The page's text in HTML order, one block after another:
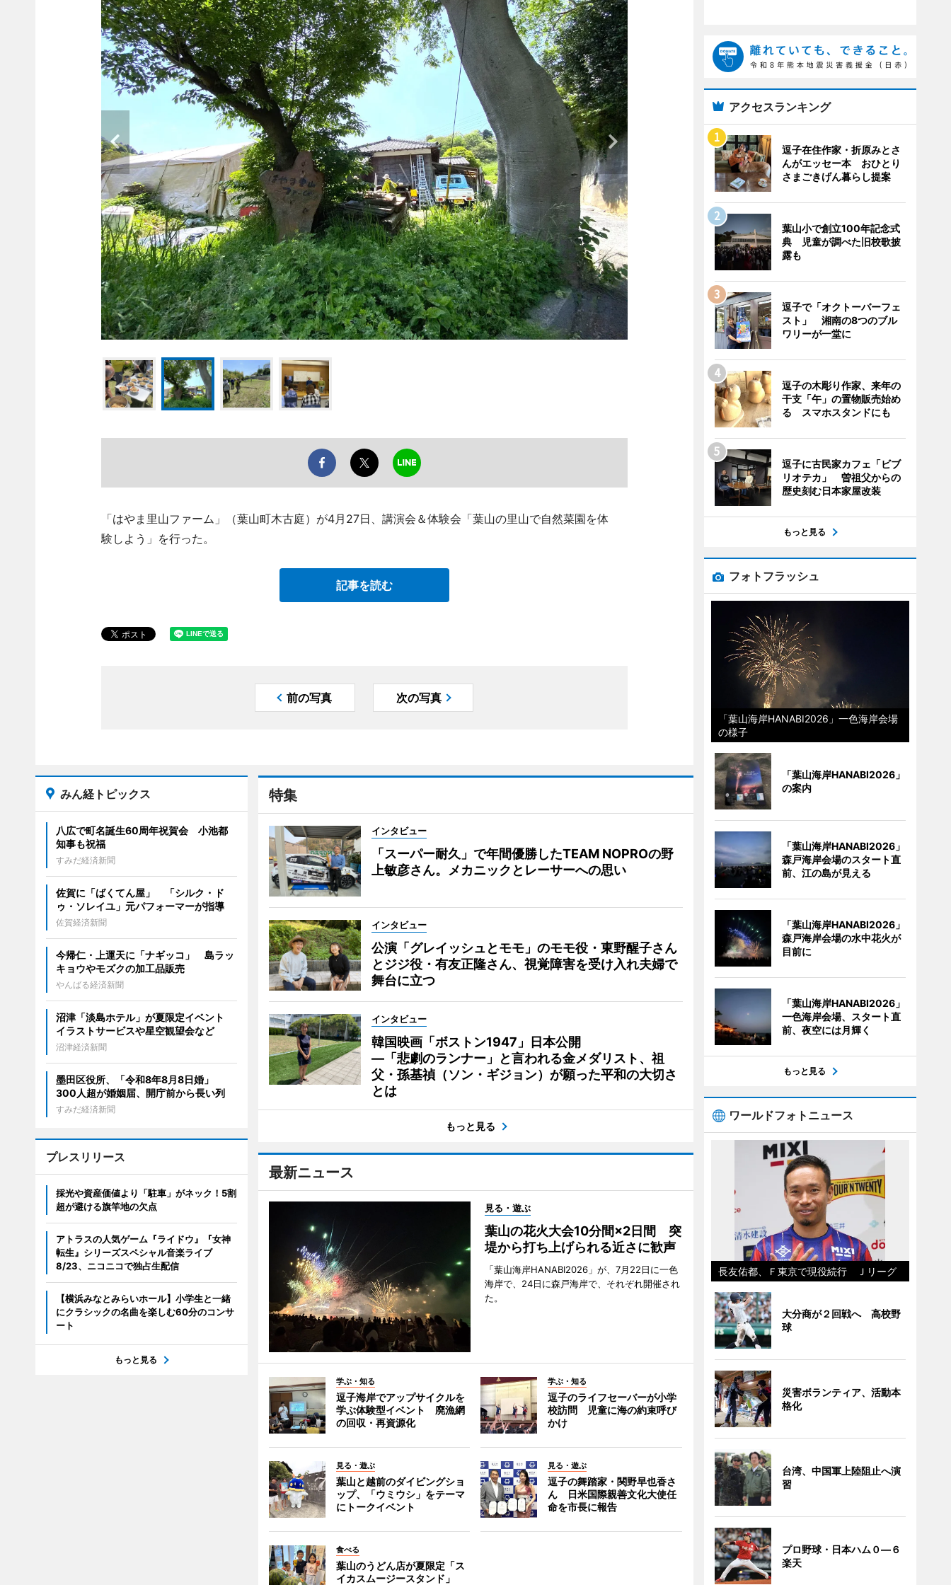
「はやま里山ファーム」（葉山町木古庭）が4月27日、講演会＆体験会「葉山の里山で自然菜園を体
験しよう」を行った。
記事を読む
前の写真 次の写真
特集
インタビュー
「スーパー耐久」で年間優勝したTEAM NOPROの野
上敏彦さん。メカニックとレーサーへの思い
インタビュー
公演「グレイッシュとモモ」のモモ役・東野醒子さん
とジジ役・有友正隆さん、視覚障害を受け入れ夫婦で
舞台に立つ
インタビュー
韓国映画「ボストン1947」日本公開
―「悲劇のランナー」と言われる金メダリスト、祖
父・孫基禎（ソン・ギジョン）が願った平和の大切さ
とは
もっと見る
最新ニュース
見る・遊ぶ
葉山の花火大会10分間×2日間 突
堤から打ち上げられる近さに歓声
「葉山海岸HANABI2026」が、7月22日に一色
海岸で、24日に森戸海岸で、それぞれ開催され
た。
学ぶ・知る
逗子海岸でアップサイクルを
学ぶ体験型イベント 廃漁網
の回収・再資源化
学ぶ・知る
逗子のライフセーバーが小学
校訪問 児童に海の約束呼び
かけ
見る・遊ぶ
葉山と越前のダイビングショ
ップ、「ウミウシ」をテーマ
にトークイベント
見る・遊ぶ
逗子の舞踏家・関野早也香さ
ん 日米国際親善文化大使任
命を市長に報告
食べる
葉山のうどん店が夏限定「ス
イカスムージースタンド」
みん経トピックス
八広で町名誕生60周年祝賀会 小池都
知事も祝福
すみだ経済新聞
佐賀に「ばくてん屋」 「シルク・ド
ゥ・ソレイユ」元パフォーマーが指導
佐賀経済新聞
今帰仁・上運天に「ナギッコ」 島ラッ
キョウやモズクの加工品販売
やんばる経済新聞
沼津「淡島ホテル」が夏限定イベント
イラストサービスや星空観望会など
沼津経済新聞
墨田区役所、「令和8年8月8日婚」
300人超が婚姻届、開庁前から長い列
すみだ経済新聞
プレスリリース
採光や資産価値より「駐車」がネック！5割
超が避ける旗竿地の欠点
アトラスの人気ゲーム『ライドウ』『女神
転生』シリーズスペシャル音楽ライブ
8/23、ニコニコで独占生配信
【横浜みなとみらいホール】小学生と一緒
にクラシックの名曲を楽しむ60分のコンサ
ート
もっと見る
アクセスランキング
逗子在住作家・折原みとさ
んがエッセー本 おひとり
さまごきげん暮らし提案
葉山小で創立100年記念式
典 児童が調べた旧校歌披
露も
逗子で「オクトーバーフェ
スト」 湘南の8つのブル
ワリーが一堂に
逗子の木彫り作家、来年の
干支「午」の置物販売始め
る スマホスタンドにも
逗子に古民家カフェ「ビブ
リオテカ」 曽祖父からの
歴史刻む日本家屋改装
もっと見る
フォトフラッシュ
「葉山海岸HANABI2026」一色海岸会場
の様子
「葉山海岸HANABI2026」
の案内
「葉山海岸HANABI2026」
森戸海岸会場のスタート直
前、江の島が見える
「葉山海岸HANABI2026」
森戸海岸会場の水中花火が
目前に
「葉山海岸HANABI2026」
一色海岸会場、スタート直
前、夜空には月輝く
もっと見る
ワールドフォトニュース
長友佑都、Ｆ東京で現役続行 Ｊリーグ
大分商が２回戦へ 高校野
球
災害ボランティア、活動本
格化
台湾、中国軍上陸阻止へ演
習
プロ野球・日本ハム０―６
楽天